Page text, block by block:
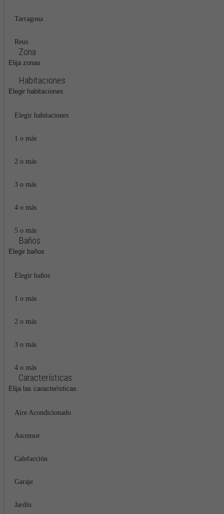
Tarragona
Reus
Zona
Elija zonas
Habitaciones
Elegir habitaciones
Elegir habitaciones
1 o más
2 o más
3 o más
4 o más
5 o más
Baños
Elegir baños
Elegir baños
1 o más
2 o más
3 o más
4 o más
Características
Elija las características
Aire Acondicionado
Ascensor
Calefacción
Garaje
Jardín